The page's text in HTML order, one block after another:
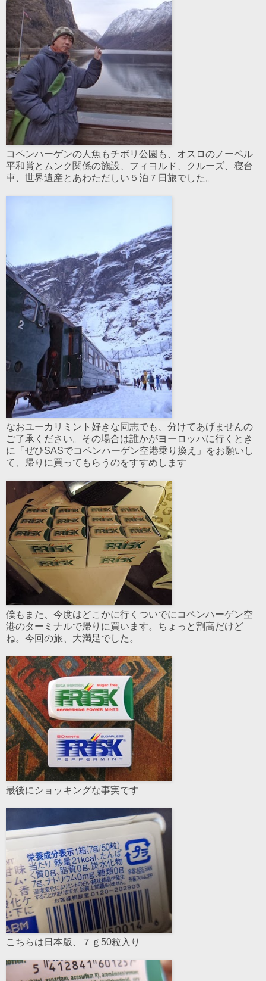
コペンハーゲンの人魚もチボリ公園も、オスロのノーベル
平和賞とムンク関係の施設、フィヨルド、クルーズ、寝台
車、世界遺産とあわただしい５泊７日旅でした。
なおユーカリミント好きな同志でも、分けてあげませんの
ご了承ください。その場合は誰かがヨーロッパに行くとき
に「ぜひSASでコペンハーゲン空港乗り換え」をお願いし
て、帰りに買ってもらうのをすすめします
僕もまた、今度はどこかに行くついでにコペンハーゲン空
港のターミナルで帰りに買います。ちょっと割高だけど
ね。今回の旅、大満足でした。
最後にショッキングな事実です
こちらは日本版、７ｇ50粒入り